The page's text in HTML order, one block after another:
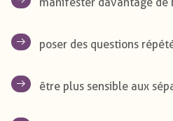
poser des questions
être plus sensible aux